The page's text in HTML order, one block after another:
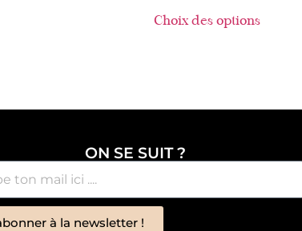
Choix des options
ON SE SUIT ?
à la newsletter !